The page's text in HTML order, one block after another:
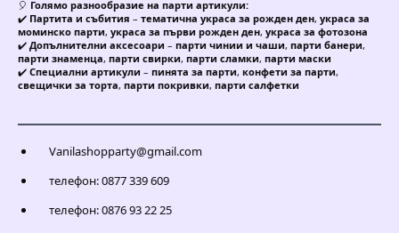
🎈 Голямо разнообразие на парти артикули:
✔️ Партита и събития – тематична украса за рожден ден, украса за
моминско парти, украса за първи рожден ден, украса за фотозона
✔️ Допълнителни аксесоари – парти чинии и чаши, парти банери,
парти знаменца, парти свирки, парти сламки, парти маски
✔️ Специални артикули – пинята за парти, конфети за парти,
свещички за торта, парти покривки, парти салфетки
Vanilashopparty@gmail.com
телефон: 0877 339 609
телефон: 0876 93 22 25